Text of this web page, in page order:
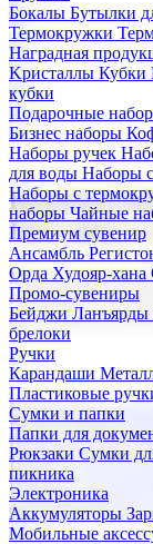
Бокалы Бутылки
Термокружки
Наградная
Kристаллы Кубки
кубки
Подарочные
Бизнес наборы
Наборы ручек
для воды Наборы
Наборы с
наборы Чайные
Премиум сувенир
Ансамбль
Орда Худояр-хана
Промо-сувениры
Бейджи Ланъярды
брелоки
Ручки
Карандаши
Пластиковые
Сумки и папки
Папки для
Рюкзаки Сумки
пикника
Электроника
Аккумуляторы
Мобильные
Поставка
Мы предлагаем
сувениров с
продукцию для
Подарочные
Бизнес наборы
Наборы из кожи
Наборы с
Наборы с
флешками